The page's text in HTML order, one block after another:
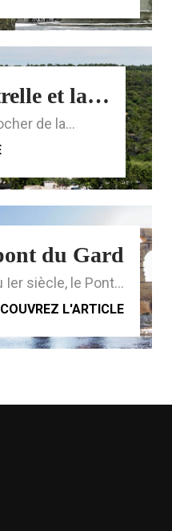
La tour Fenestrelle et la cathédrale d’Uzes
de la...
du Gard
Ier siècle, le Pont...
L'ARTICLE